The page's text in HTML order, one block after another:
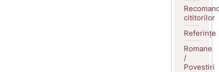
cititorilor
Referințe
Romane
/
Povestiri